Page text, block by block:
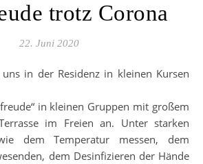
trotz Corona
22. Juni 2020
in kleinen Gruppen mit großem
im Freien an. Unter starken
dem Temperatur messen, dem
dem Desinfizieren der Hände